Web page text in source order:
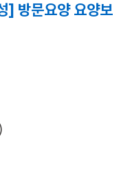
방문요양 요양보